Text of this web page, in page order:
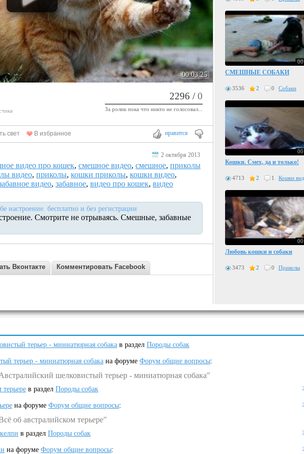
00:03:25
2296 /0
За ролик пока что никто не голосовал...
нравится
свет В избранное
видео про кошек, смешное видео, смешное, приколы
видео, приколы, кошки приколы, кошки видео,
видео, забавное, видео про кошек, видео
бесплатно и без регистрации
Смотрите не отрываясь. Смешные, забавные
2 октября 2013
Вконтакте Комментировать Facebook
СМЕШНЫЕ СОБАКИ
3536 2 0 Собаки
Кошки. Смех, да и только!
4713 2 1 Кошки
Любовь кошки и собаки
3473 2 0 Приколы
терьер - миниатюрная собака в раздел Породы собак
терьер - миниатюрная собака на форуме Форум общие вопросы:
шелковистый терьер - миниатюрная собака"
терьере в раздел Породы собак
на форуме Форум общие вопросы:
об австралийском терьере"
в раздел Породы собак
на форуме Форум общие вопросы: